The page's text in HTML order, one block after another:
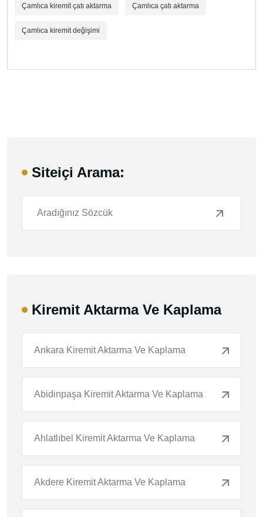
Çamlıca kiremit çatı aktarma Çamlıca çatı aktarma
Çamlıca kiremit değişimi
Siteiçi Arama:
Kiremit Aktarma Ve Kaplama
Ankara Kiremit Aktarma Ve Kaplama
Abidinpaşa Kiremit Aktarma Ve Kaplama
Ahlatlıbel Kiremit Aktarma Ve Kaplama
Akdere Kiremit Aktarma Ve Kaplama